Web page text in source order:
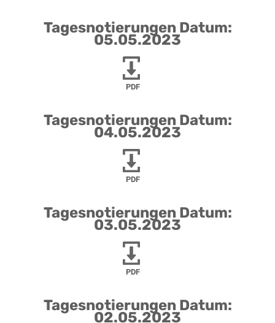
Tagesnotierungen Datum:
05.05.2023
PDF
Tagesnotierungen Datum:
04.05.2023
PDF
Tagesnotierungen Datum:
03.05.2023
PDF
Tagesnotierungen Datum:
02.05.2023